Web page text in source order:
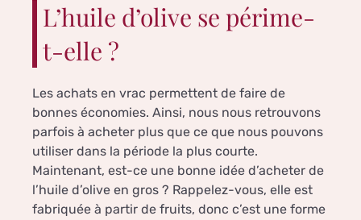
L’huile d’olive se périme-
t-elle ?
Les achats en vrac permettent de faire de
bonnes économies. Ainsi, nous nous retrouvons
parfois à acheter plus que ce que nous pouvons
utiliser dans la période la plus courte.
Maintenant, est-ce une bonne idée d’acheter de
l’huile d’olive en gros ? Rappelez-vous, elle est
fabriquée à partir de fruits, donc c’est une forme